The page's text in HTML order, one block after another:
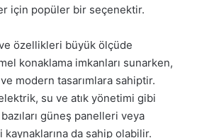
için popüler bir seçenektir.
özellikleri büyük ölçüde
konaklama imkanları sunarken,
modern tasarımlara sahiptir.
su ve atık yönetimi gibi
güneş panelleri veya
da sahip olabilir.